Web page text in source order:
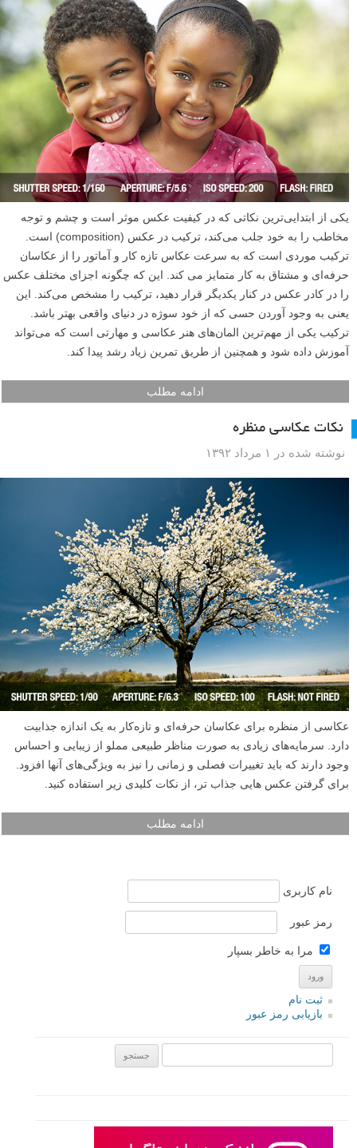
یکی از ابتدایی‌ترین نکاتی که در کیفیت عکس موثر است و چشم و توجه
مخاطب را به خود جلب می‌کند، ترکیب در عکس (composition) است.
ترکیب موردی است که به سرعت عکاس تازه کار و آماتور را از عکاسان
حرفه‌ای و مشتاق به کار متمایز می کند. این که چگونه اجزای مختلف عکس
را در کادر عکس در کنار یکدیگر قرار دهید، ترکیب را مشخص می‌کند. این
یعنی به وجود آوردن حسی که از خود سوژه در دنیای واقعی بهتر باشد.
ترکیب یکی از مهم‌ترین المان‌های هنر عکاسی و مهارتی است که می‌تواند
آموزش داده شود و همچنین از طریق تمرین زیاد رشد پیدا کند.
ادامه مطلب
نکات عکاسی منظره
نوشته شده در ۱ مرداد ۱۳۹۲
عکاسی از منظره برای عکاسان حرفه‌ای و تازه‌کار به یک اندازه جذابیت
دارد. سرمایه‌های زیادی به صورت مناظر طبیعی مملو از زیبایی و احساس
وجود دارند که باید تغییرات فصلی و زمانی را نیز به ویژگی‌های آنها افزود.
برای گرفتن عکس هایی جذاب تر، از نکات کلیدی زیر استفاده کنید.
ادامه مطلب
نام کاربری
رمز عبور
مرا به خاطر بسپار
ثبت نام
بازیابی رمز عبور